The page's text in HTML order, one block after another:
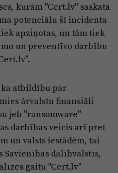
kurām "Cert.lv" saskata
potenciālu šī incidenta
apziņotas, un tām tiek
un preventīvo darbību
ka atbildību par
ārvalstu finansiāli
jeb "ransomware"
darbības veicis arī pret
un valsts iestādēm, tai
Savienības dalībvalstīs,
gaitu "Cert.lv"